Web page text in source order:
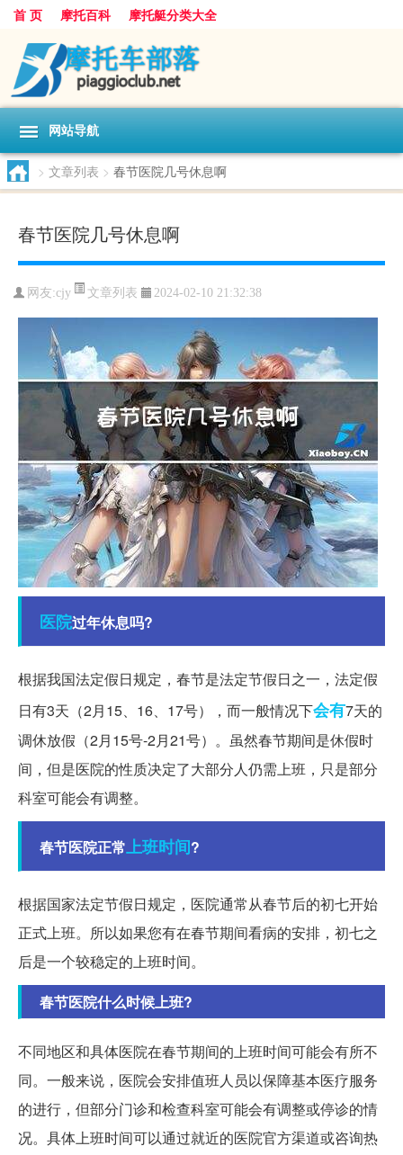
首 页 摩托百科 摩托艇分类大全
网站导航
> 文章列表 > 春节医院几号休息啊
春节医院几号休息啊
网友:cjy 文章列表 2024-02-10 21:32:38
医院过年休息吗?
根据我国法定假日规定，春节是法定节假日之一，法定假
日有3天（2月15、16、17号），而一般情况下会有7天的
调休放假（2月15号-2月21号）。虽然春节期间是休假时
间，但是医院的性质决定了大部分人仍需上班，只是部分
科室可能会有调整。
春节医院正常上班时间?
根据国家法定节假日规定，医院通常从春节后的初七开始
正式上班。所以如果您有在春节期间看病的安排，初七之
后是一个较稳定的上班时间。
春节医院什么时候上班?
不同地区和具体医院在春节期间的上班时间可能会有所不
同。一般来说，医院会安排值班人员以保障基本医疗服务
的进行，但部分门诊和检查科室可能会有调整或停诊的情
况。具体上班时间可以通过就近的医院官方渠道或咨询热